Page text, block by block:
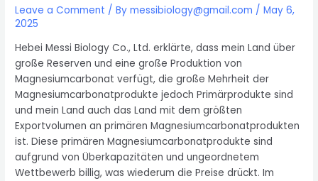
Leave a Comment / Bymessibiology@gmail.com /May 6,
2025
Hebei Messi Biology Co., Ltd. erklärte, dass mein Land über
große Reserven und eine große Produktion von
Magnesiumcarbonat verfügt, die große Mehrheit der
Magnesiumcarbonatprodukte jedoch Primärprodukte sind
und mein Land auch das Land mit dem größten
Exportvolumen an primären Magnesiumcarbonatprodukten
ist. Diese primären Magnesiumcarbonatprodukte sind
aufgrund von Überkapazitäten und ungeordnetem
Wettbewerb billig, was wiederum die Preise drückt. Im